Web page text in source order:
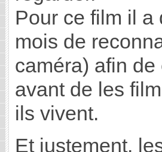
Pour ce film il a
mois de
caméra) afin
avant de les
ils vivent.
Et justement,